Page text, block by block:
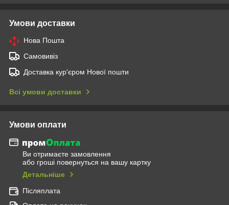
Умови доставки
Нова Пошта
Самовивіз
Доставка кур'єром Нової пошти
Всі умови доставки
Умови оплати
Ви отримаєте замовлення
або гроші повернуться на вашу картку
Детальніше
Післяплата